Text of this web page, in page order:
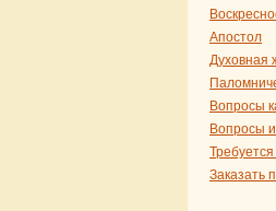
Апостол
Духовная
Вопросы
Вопросы
Заказать